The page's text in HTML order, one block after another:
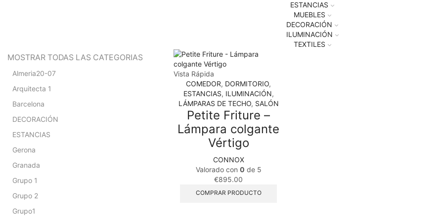
ESTANCIAS
MUEBLES
DECORACIÓN
ILUMINACIÓN
TEXTILES
Vista Rápida
COMEDOR, DORMITORIO,
ESTANCIAS, ILUMINACIÓN,
LÁMPARAS DE TECHO, SALÓN
Petite Friture –
Lámpara colgante
Vértigo
CONNOX
Valorado con 0 de 5
€895.00
COMPRAR PRODUCTO
MOSTRAR TODAS LAS CATEGORIAS
Almeria20-07
Arquitecta 1
Barcelona
DECORACIÓN
ESTANCIAS
Gerona
Granada
Grupo 1
Grupo 2
Grupo1